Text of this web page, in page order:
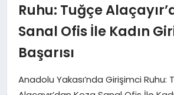
MAGAZIN
SAĞLIK
Ruhu: Tuğçe
Sanal Ofis İle Kadın
Başarısı
Anadolu Yakası’nda Girişimci Ruhu: